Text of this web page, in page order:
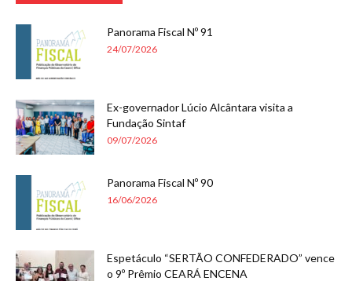
Panorama Fiscal Nº 91
24/07/2026
Ex-governador Lúcio Alcântara visita a
Fundação Sintaf
09/07/2026
Panorama Fiscal Nº 90
16/06/2026
Espetáculo “SERTÃO CONFEDERADO” vence
o 9º Prêmio CEARÁ ENCENA